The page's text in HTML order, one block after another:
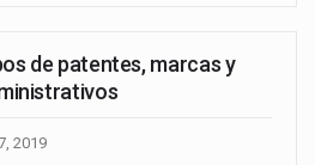
de patentes, marcas y
2019